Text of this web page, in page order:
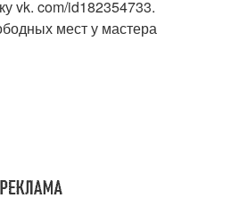
vk. com/id182354733.
мест у мастера